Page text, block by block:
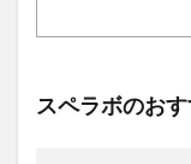
スペラボのお